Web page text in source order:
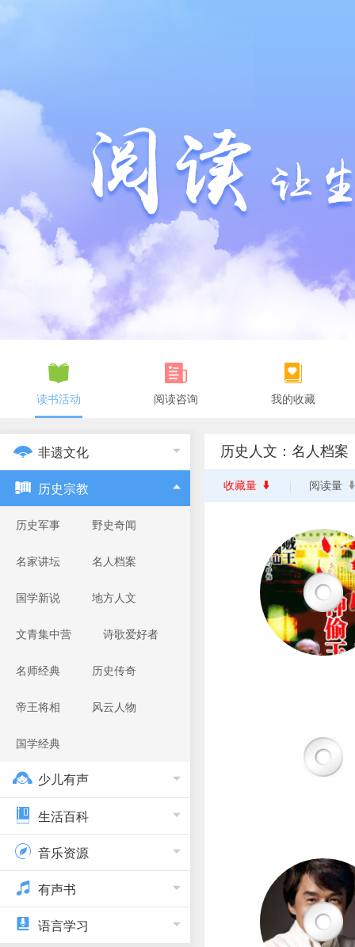
读书活动 阅读咨询 我的收藏
非遗文化
历史宗教
历史军事 野史奇闻
名家讲坛 名人档案
国学新说 地方人文
文青集中营 诗歌爱好者
名师经典 历史传奇
帝王将相 风云人物
国学经典
少儿有声
生活百科
音乐资源
有声书
语言学习
历史人文：名人档案
收藏量 阅读量